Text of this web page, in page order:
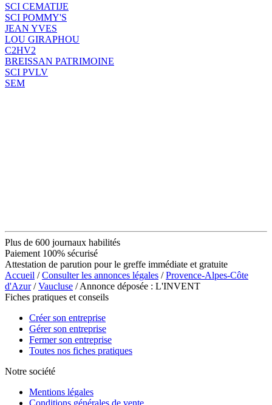
SCI CEMATIJE
SCI POMMY'S
JEAN YVES
LOU GIRAPHOU
C2HV2
BREISSAN PATRIMOINE
SCI PVLV
SEM
Plus de 600 journaux habilités
Paiement 100% sécurisé
Attestation de parution pour le greffe immédiate et gratuite
Accueil /Consulter les annonces légales /Provence-Alpes-Côte
d'Azur/Vaucluse / Annonce déposée : L'INVENT
Fiches pratiques et conseils
Créer son entreprise
Gérer son entreprise
Fermer son entreprise
Toutes nos fiches pratiques
Notre société
Mentions légales
Conditions générales de vente